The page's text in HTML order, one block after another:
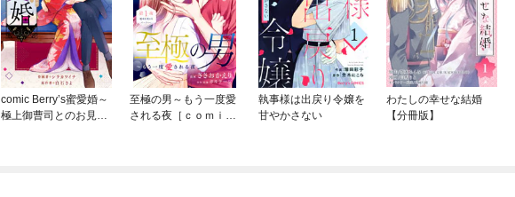
comic Berry’s蜜愛婚～
極上御曹司とのお見合
至極の男～もう一度愛
される夜［ｃｏｍｉ
執事様は出戻り令嬢を
甘やかさない
わたしの幸せな結婚
【分冊版】